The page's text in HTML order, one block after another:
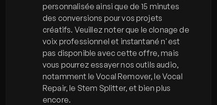
personnalisée ainsi que de 15 minutes
des conversions pour vos projets
créatifs. Veuillez noter que le clonage de
voix professionnel et instantané n'est
pas disponible avec cette offre, mais
vous pourrez essayer nos outils audio,
notamment le Vocal Remover, le Vocal
Repair, le Stem Splitter, et bien plus
encore.